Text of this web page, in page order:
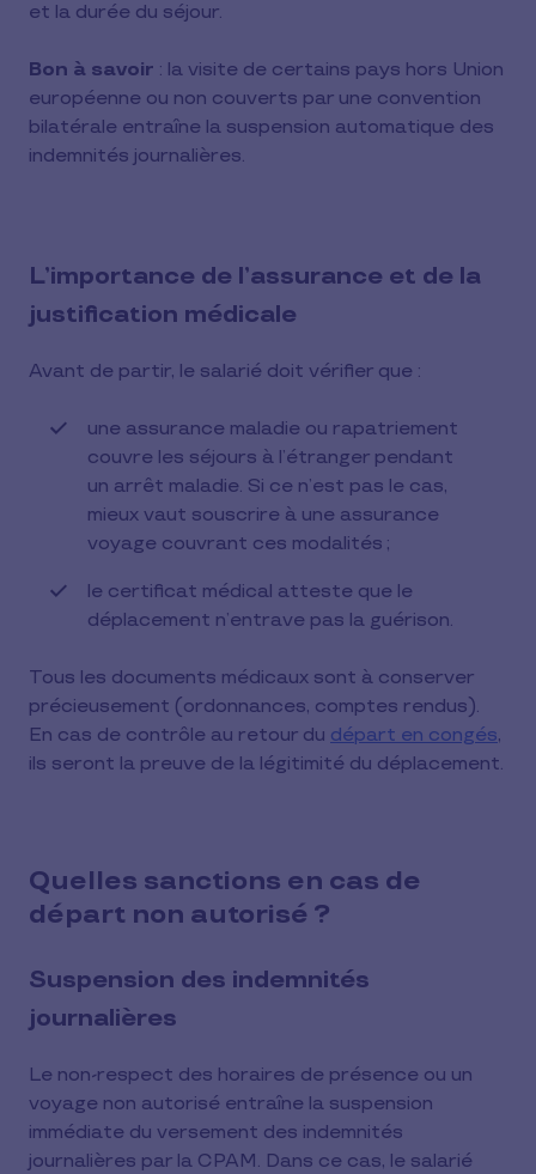
et la durée du séjour.
Bon à savoir : la visite de certains pays hors Union
européenne ou non couverts par une convention
bilatérale entraîne la suspension automatique des
indemnités journalières.
L’importance de l’assurance et de la
justification médicale
Avant de partir, le salarié doit vérifier que :
une assurance maladie ou rapatriement
couvre les séjours à l’étranger pendant
un arrêt maladie. Si ce n’est pas le cas,
mieux vaut souscrire à une assurance
voyage couvrant ces modalités ;
le certificat médical atteste que le
déplacement n’entrave pas la guérison.
Tous les documents médicaux sont à conserver
précieusement (ordonnances, comptes rendus).
En cas de contrôle au retour du départ en congés,
ils seront la preuve de la légitimité du déplacement.
Quelles sanctions en cas de
départ non autorisé ?
Suspension des indemnités
journalières
Le non-respect des horaires de présence ou un
voyage non autorisé entraîne la suspension
immédiate du versement des indemnités
journalières par la CPAM. Dans ce cas, le salarié